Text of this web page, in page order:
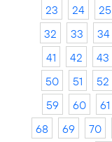
23
24 25
32
33 34
41
42 43
50
51 52
59
60 61
68
69 70